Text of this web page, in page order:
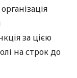
за цією
на строк до